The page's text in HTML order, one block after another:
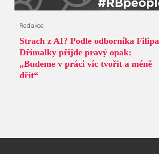
Redakce
Strach z AI? Podle odborníka Filipa
Dřímalky přijde pravý opak:
„Budeme v práci víc tvořit a méně
dřít“